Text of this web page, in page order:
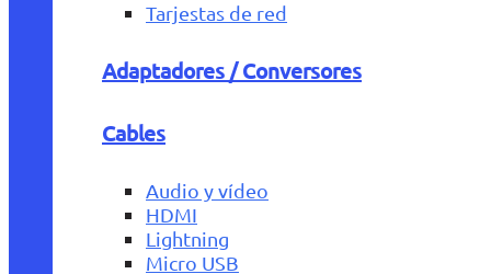
Tarjestas de red
Adaptadores / Conversores
Cables
Audio y vídeo
HDMI
Lightning
Micro USB